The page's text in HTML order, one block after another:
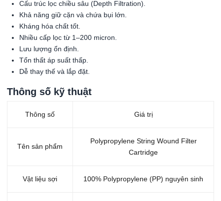
Cấu trúc lọc chiều sâu (Depth Filtration).
Khả năng giữ cặn và chứa bụi lớn.
Kháng hóa chất tốt.
Nhiều cấp lọc từ 1–200 micron.
Lưu lượng ổn định.
Tổn thất áp suất thấp.
Dễ thay thế và lắp đặt.
Thông số kỹ thuật
Thông số Giá trị
Tên sản phẩm
Polypropylene String Wound Filter
Cartridge
Vật liệu sợi 100% Polypropylene (PP) nguyên sinh